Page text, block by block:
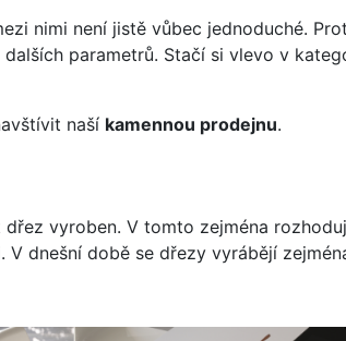
nimi není jistě vůbec jednoduché.
parametrů. Stačí si vlevo v
naší kamennou prodejnu.
vyroben. V tomto zejména
dnešní době se dřezy vyrábějí